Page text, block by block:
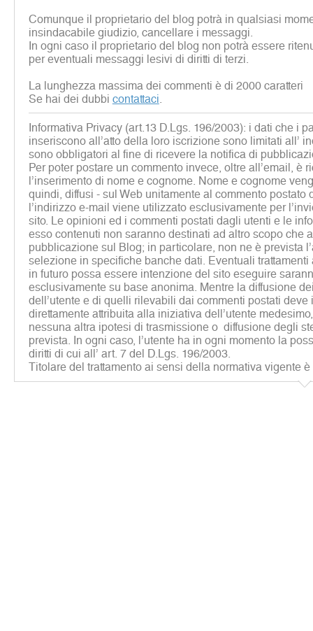
Comunque il proprietario del blog potrà in qualsiasi
insindacabile giudizio, cancellare i messaggi.
In ogni caso il proprietario del blog non potrà essere
per eventuali messaggi lesivi di diritti di terzi.
La lunghezza massima dei commenti è di 2000 caratteri
Se hai dei dubbi contattaci
Informativa Privacy (art.13 D.Lgs. 196/2003): i dati che i
inseriscono all’atto della loro iscrizione sono limitati all’
sono obbligatori al fine di ricevere la notifica di
Per poter postare un commento invece, oltre all’email, è
l’inserimento di nome e cognome. Nome e cognome
quindi, diffusi - sul Web unitamente al commento postato
l’indirizzo e-mail viene utilizzato esclusivamente per
sito. Le opinioni ed i commenti postati dagli utenti e le
esso contenuti non saranno destinati ad altro scopo che
pubblicazione sul Blog; in particolare, non ne è prevista
selezione in specifiche banche dati. Eventuali trattamenti
in futuro possa essere intenzione del sito eseguire
esclusivamente su base anonima. Mentre la diffusione
dell’utente e di quelli rilevabili dai commenti postati deve
direttamente attribuita alla iniziativa dell’utente
nessuna altra ipotesi di trasmissione o diffusione degli
prevista. In ogni caso, l’utente ha in ogni momento la
diritti di cui all’ art. 7 del D.Lgs. 196/2003.
Titolare del trattamento ai sensi della normativa vigente